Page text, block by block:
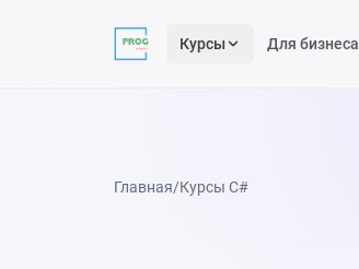
Курсы Для бизнеса
Главная/Курсы C#